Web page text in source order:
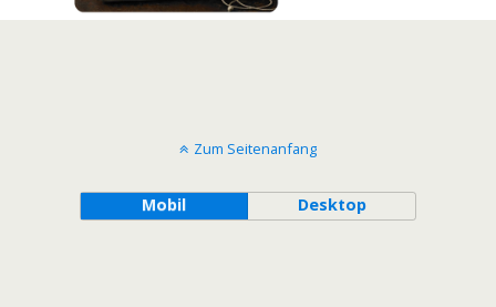
Zum Seitenanfang
Mobil Desktop